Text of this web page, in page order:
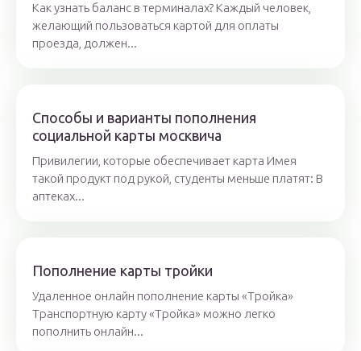
Как узнать баланс в терминалах? Каждый человек,
желающий пользоваться картой для оплаты
проезда, должен...
Способы и варианты пополнения
социальной карты москвича
Привилегии, которые обеспечивает карта Имея
такой продукт под рукой, студенты меньше платят: В
аптеках...
Пополнение карты тройки
Удаленное онлайн пополнение карты «Тройка»
Транспортную карту «Тройка» можно легко
пополнить онлайн...